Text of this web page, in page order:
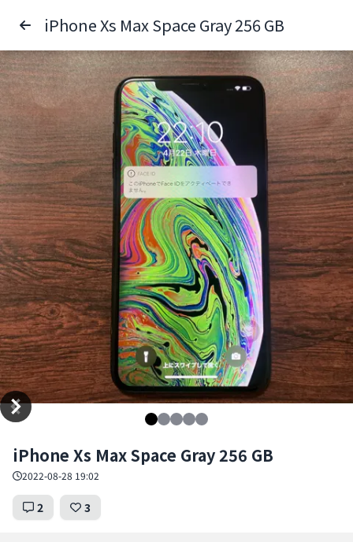
iPhone Xs Max Space Gray 256 GB
iPhone Xs Max Space Gray 256 GB
2022-08-28 19:02
2 3